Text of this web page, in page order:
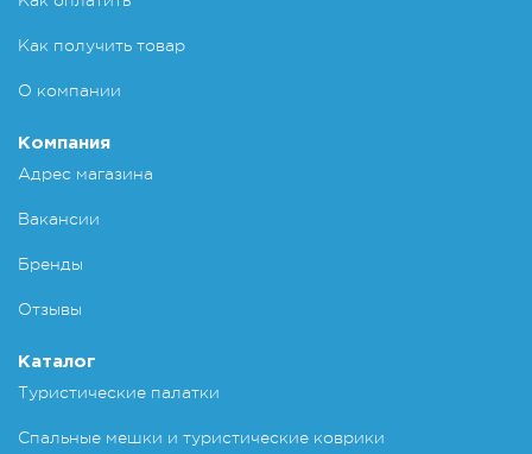
Как получить товар
О компании
Компания
Адрес магазина
Вакансии
Бренды
Отзывы
Каталог
Туристические палатки
Спальные мешки и туристические коврики